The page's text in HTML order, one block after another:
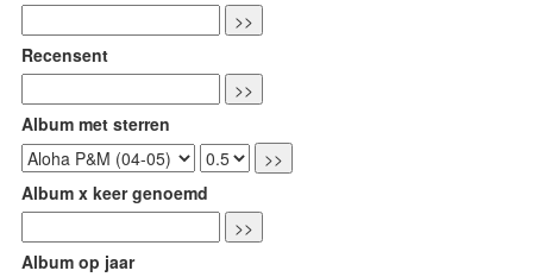
Recensent
Album met sterren
Album x keer genoemd
Album op jaar